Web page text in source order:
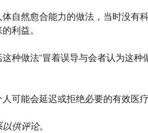
自然愈合能力的做法，当时没有
利益。
种做法“冒着误导与会者认为这
可能会延迟或拒绝必要的有效医疗
供评论。